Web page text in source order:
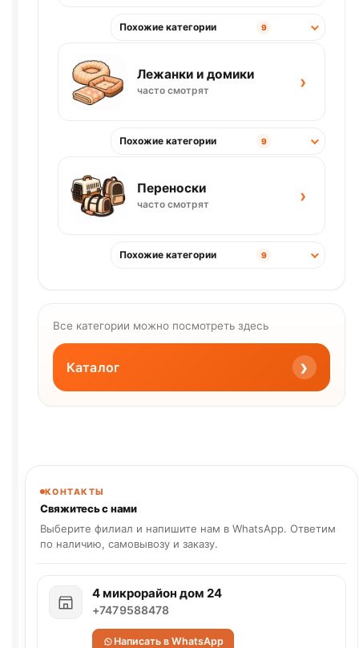
Похожие категории 9
Лежанки и домики
часто смотрят ›
Похожие категории 9
Переноски
часто смотрят ›
Похожие категории 9
Все категории можно посмотреть здесь
Каталог ›
КОНТАКТЫ
Свяжитесь с нами
Выберите филиал и напишите нам в WhatsApp. Ответим
по наличию, самовывозу и заказу.
4 микрорайон дом 24
+7479588478
Написать в WhatsApp